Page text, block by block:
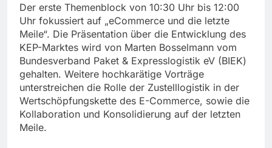
Der erste Themenblock von 10:30 Uhr bis 12:00
Uhr fokussiert auf „eCommerce und die letzte
Meile“. Die Präsentation über die Entwicklung des
KEP-Marktes wird von Marten Bosselmann vom
Bundesverband Paket & Expresslogistik eV (BIEK)
gehalten. Weitere hochkarätige Vorträge
unterstreichen die Rolle der Zustelllogistik in der
Wertschöpfungskette des E-Commerce, sowie die
Kollaboration und Konsolidierung auf der letzten
Meile.